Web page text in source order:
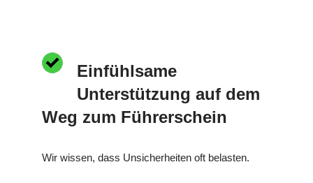
Einfühlsame
Unterstützung auf dem
Weg zum Führerschein
Wir wissen, dass Unsicherheiten oft belasten.